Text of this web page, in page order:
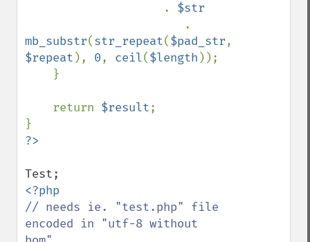
                    .
$str
mb_substr(str_repeat($pad_str
$repeat ), 0, ceil($length ));
    return
$result;
// needs ie. "test.php" file
encoded in "utf-8 without